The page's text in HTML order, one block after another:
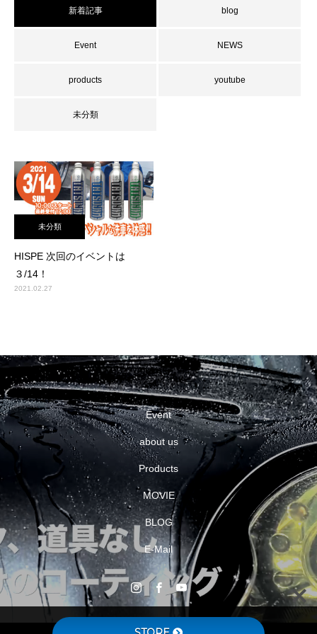
新着記事 blog
Event NEWS
products youtube
未分類
未分類
HISPE 次回のイベントは
３/14！
2021.02.27
Event
about us
Products
MOVIE
BLOG
E-Mail